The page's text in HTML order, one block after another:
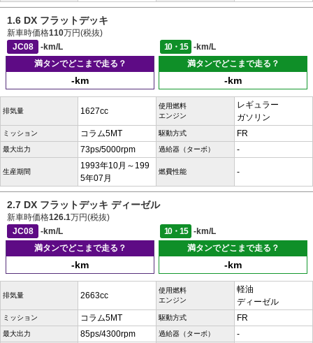
1.6 DX フラットデッキ
新車時価格110万円(税抜)
JC08
-km/L 10・15
-km/L
満タンでどこまで走る？
-km
満タンでどこまで走る？
-km
排気量 1627cc
使用燃料
エンジン
レギュラー
ガソリン
ミッション コラム5MT 駆動方式 FR
最大出力 73ps/5000rpm 過給器（ターボ） -
生産期間
1993年10月～199
5年07月
燃費性能 -
2.7 DX フラットデッキ ディーゼル
新車時価格126.1万円(税抜)
JC08
-km/L 10・15
-km/L
満タンでどこまで走る？
-km
満タンでどこまで走る？
-km
排気量 2663cc
使用燃料
エンジン
軽油
ディーゼル
ミッション コラム5MT 駆動方式 FR
最大出力 85ps/4300rpm 過給器（ターボ） -